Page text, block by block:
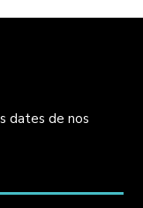
dates de nos